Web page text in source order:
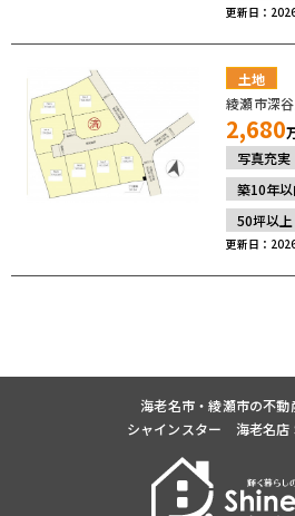
更新日：
土地
綾瀬市深
2,680
写真充実
築10年以
50坪以上
更新日：
海老名市・綾瀬市の不動
シャインスター 海老名店